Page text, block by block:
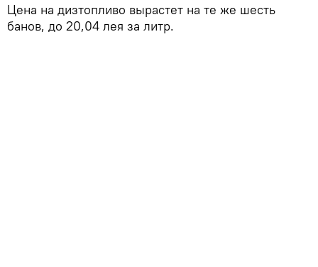
Цена на дизтопливо вырастет на те же шесть
банов, до 20,04 лея за литр.